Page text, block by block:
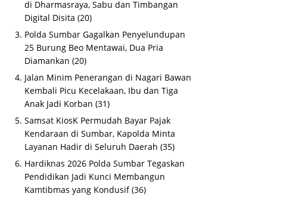
di Dharmasraya, Sabu dan Timbangan
Digital Disita (20)
Polda Sumbar Gagalkan Penyelundupan
25 Burung Beo Mentawai, Dua Pria
Diamankan (20)
Jalan Minim Penerangan di Nagari Bawan
Kembali Picu Kecelakaan, Ibu dan Tiga
Anak Jadi Korban (31)
Samsat KiosK Permudah Bayar Pajak
Kendaraan di Sumbar, Kapolda Minta
Layanan Hadir di Seluruh Daerah (35)
Hardiknas 2026 Polda Sumbar Tegaskan
Pendidikan Jadi Kunci Membangun
Kamtibmas yang Kondusif (36)